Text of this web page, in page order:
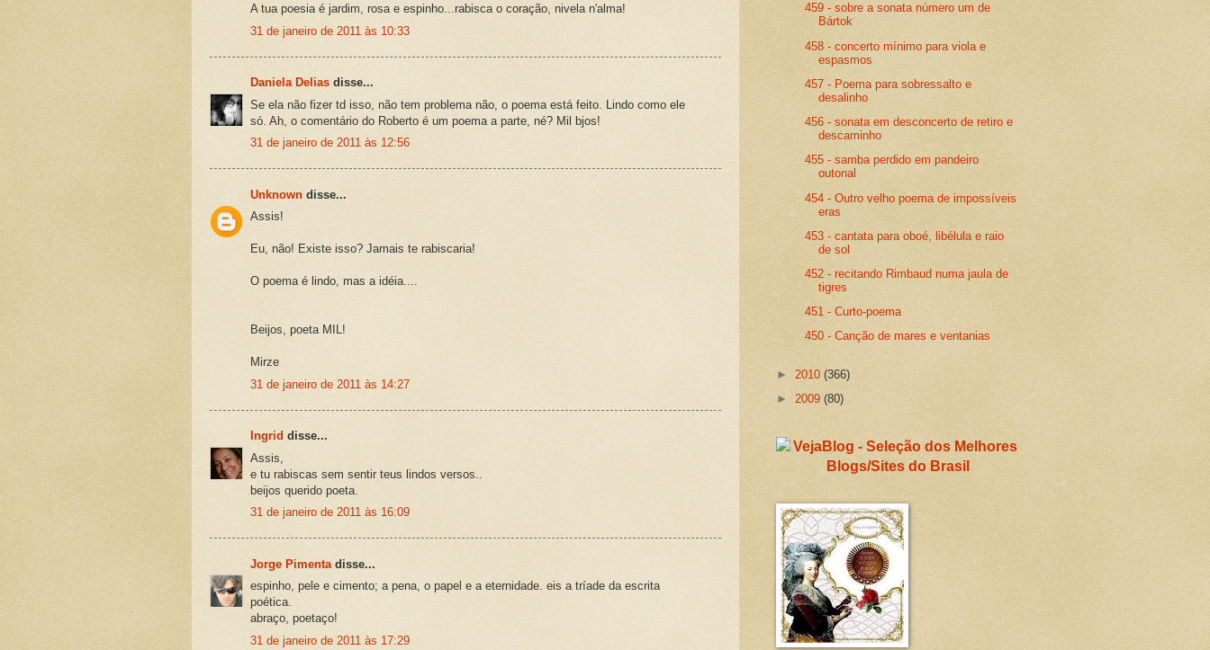
A tua poesia é jardim, rosa e espinho...rabisca o coração, nivela n'alma!
31 de janeiro de 2011 às 10:33
Daniela Delias disse...
Se ela não fizer td isso, não tem problema não, o poema está feito. Lindo como ele
só. Ah, o comentário do Roberto é um poema a parte, né? Mil bjos!
31 de janeiro de 2011 às 12:56
Unknown disse...
Assis!
Eu, não! Existe isso? Jamais te rabiscaria!
O poema é lindo, mas a idéia....
Beijos, poeta MIL!
Mirze
31 de janeiro de 2011 às 14:27
Ingrid disse...
Assis,
e tu rabiscas sem sentir teus lindos versos..
beijos querido poeta.
31 de janeiro de 2011 às 16:09
Jorge Pimenta disse...
espinho, pele e cimento; a pena, o papel e a eternidade. eis a tríade da escrita
poética.
abraço, poetaço!
31 de janeiro de 2011 às 17:29
459 - sobre a sonata número um de
Bártok
458 - concerto mínimo para viola e
espasmos
457 - Poema para sobressalto e
desalinho
456 - sonata em desconcerto de retiro e
descaminho
455 - samba perdido em pandeiro
outonal
454 - Outro velho poema de impossíveis
eras
453 - cantata para oboé, libélula e raio
de sol
452 - recitando Rimbaud numa jaula de
tigres
451 - Curto-poema
450 - Canção de mares e ventanias
► 2010 (366)
► 2009 (80)